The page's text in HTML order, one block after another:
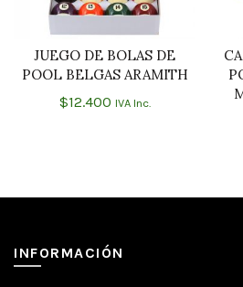
AÑADIR AL CARRITO
JUEGO DE BOLAS DE
POOL BELGAS ARAMITH
$12.400 IVA Inc.
INFORMACIÓN